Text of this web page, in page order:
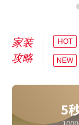
家装
攻略
HOT
NEW